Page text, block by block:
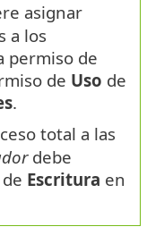
asignar
a los
permiso de
de Uso de
.
total a las
debe
Escritura en